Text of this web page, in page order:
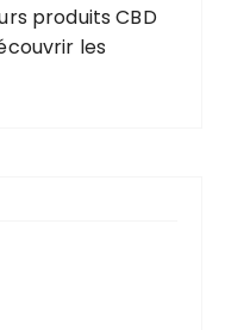
produits CBD
les